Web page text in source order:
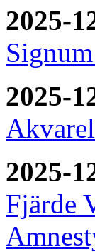
2025-
2025-
2025-
Fjärde